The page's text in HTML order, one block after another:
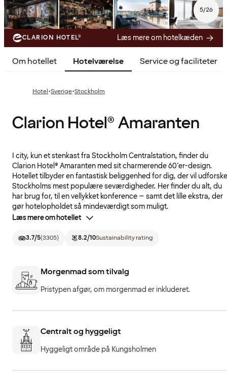
5/26
CLARION HOTEL® Læs mere om hotelkæden
Om hotellet Hotelværelse Service og faciliteter
Hotel·Sverige·Stockholm
Clarion Hotel® Amaranten
I city, kun et stenkast fra Stockholm Centralstation, finder du
Clarion Hotel® Amaranten med sit charmerende 60'er-design.
Hotellet tilbyder en fantastisk beliggenhed for dig, der vil udforske
Stockholms mest populære seværdigheder. Her finder du alt, du
har brug for, til en vellykket konference – samt det lille ekstra, der
gør hotelopholdet så mindeværdigt som muligt.
Læs mere om hotellet
3.7/5(3305) 8.2/10Sustainability rating
Morgenmad som tilvalg
Pristypen afgør, om morgenmad er inkluderet.
Centralt og hyggeligt
Hyggeligt område på Kungsholmen